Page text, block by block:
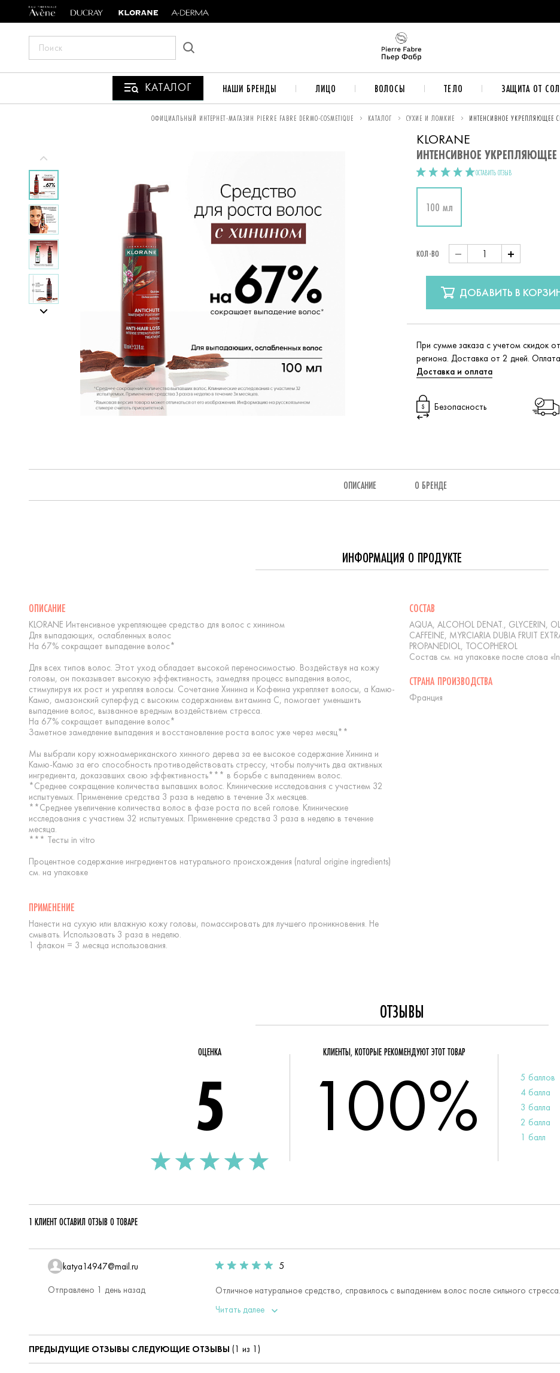
ПОИСК
САЙТУ
КАТАЛОГ НАШИ БРЕНДЫ ЛИЦО ВОЛОСЫ ТЕЛО ЗАЩИТА ОТ
ЗДЕСЬ:
ОФИЦИАЛЬНЫЙ ИНТЕРНЕТ-МАГАЗИН PIERRE FABRE DERMO-COSMETIQUE КАТАЛОГ СУХИЕ И ЛОМКИЕ ИНТЕНСИВНОЕ УКРЕПЛЯЮЩЕЕ
KLORANE
ИНТЕНСИВНОЕ
ОСТАВИТЬ ОТЗЫВ
Объём
100 мл
КОЛ-ВО
Значение:
ДОБАВИТЬ В
При сумме заказа с учетом скидок
региона. Доставка от 2 дней.
Доставка и оплата
Безопасность
ОПИСАНИЕ О БРЕНДЕ
ИНФОРМАЦИЯ О ПРОДУКТЕ
ОПИСАНИЕ
KLORANE Интенсивное укрепляющее средство для волос с хинином
Для выпадающих, ослабленных волос
На 67% сокращает выпадение волос*
Для всех типов волос. Этот уход обладает высокой переносимостью. Воздействуя на кожу
головы, он показывает высокую эффективность, замедляя процесс выпадения волос,
стимулируя их рост и укрепляя волосы. Сочетание Хинина и Кофеина укрепляет волосы, а Камю-
Камю, амазонский суперфуд с высоким содержанием витамина С, помогает уменьшить
выпадение волос, вызванное вредным воздействием стресса.
На 67% сокращает выпадение волос*
Заметное замедление выпадения и восстановление роста волос уже через месяц**
Мы выбрали кору южноамериканского хинного дерева за ее высокое содержание Хинина и
Камю-Камю за его способность противодействовать стрессу, чтобы получить два активных
ингредиента, доказавших свою эффективность*** в борьбе с выпадением волос.
*Среднее сокращение количества выпавших волос. Клинические исследования с участием 32
испытуемых. Применение средства 3 раза в неделю в течение 3х месяцев.
**Среднее увеличение количества волос в фазе роста по всей голове. Клинические
исследования с участием 32 испытуемых. Применение средства 3 раза в неделю в течение
месяца.
*** Тесты in vitro
Процентное содержание ингредиентов натурального происхождения (natural origine ingredients)
см. на упаковке
ПРИМЕНЕНИЕ
Нанести на сухую или влажную кожу головы, помассировать для лучшего проникновения. Не
смывать. Использовать 3 раза в неделю.
1 флакон = 3 месяца использования.
СОСТАВ
AQUA, ALCOHOL DENAT., GLYCERIN,
CAFFEINE, MYRCIARIA DUBIA FRUIT
PROPANEDIOL, TOCOPHEROL
Состав см. на упаковке после cлова
СТРАНА ПРОИЗВОДСТВА
Франция
ОТЗЫВЫ
ОЦЕНКА
5
Рейтинг
КЛИЕНТЫ, КОТОРЫЕ РЕКОМЕНДУЮТ ЭТОТ ТОВАР
100% 5 баллов
4 балла
3 балла
2 балла
1 балл
1 КЛИЕНТ ОСТАВИЛ ОТЗЫВ О ТОВАРЕ
katya14947@mail.ru
Отправлено 1 день назад
5
Читать далее
ПРЕДЫДУЩИЕ ОТЗЫВЫ СЛЕДУЮЩИЕ ОТЗЫВЫ (1 из 1)